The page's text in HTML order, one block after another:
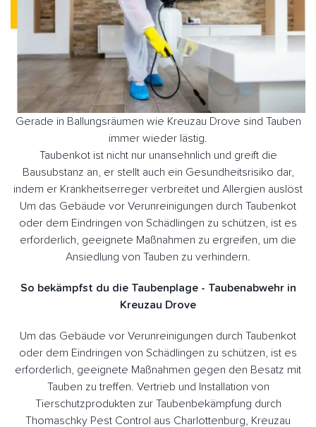
Gerade in Ballungsräumen wie Kreuzau Drove sind Tauben
immer wieder lästig.
Taubenkot ist nicht nur unansehnlich und greift die
Bausubstanz an, er stellt auch ein Gesundheitsrisiko dar,
indem er Krankheitserreger verbreitet und Allergien auslöst
Um das Gebäude vor Verunreinigungen durch Taubenkot
oder dem Eindringen von Schädlingen zu schützen, ist es
erforderlich, geeignete Maßnahmen zu ergreifen, um die
Ansiedlung von Tauben zu verhindern.
So bekämpfst du die Taubenplage - Taubenabwehr in
Kreuzau Drove
Um das Gebäude vor Verunreinigungen durch Taubenkot
oder dem Eindringen von Schädlingen zu schützen, ist es
erforderlich, geeignete Maßnahmen gegen den Besatz mit
Tauben zu treffen. Vertrieb und Installation von
Tierschutzprodukten zur Taubenbekämpfung durch
Thomaschky Pest Control aus Charlottenburg, Kreuzau